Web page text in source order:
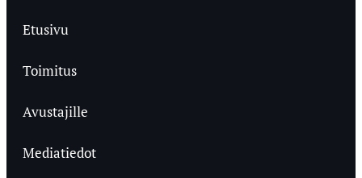
Etusivu
Toimitus
Avustajille
Mediatiedot